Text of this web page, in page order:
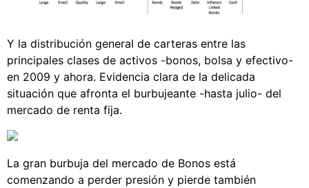
Y la distribución general de carteras entre las
principales clases de activos -bonos, bolsa y efectivo-
en 2009 y ahora. Evidencia clara de la delicada
situación que afronta el burbujeante -hasta julio- del
mercado de renta fija.
La gran burbuja del mercado de Bonos está
comenzando a perder presión y pierde también